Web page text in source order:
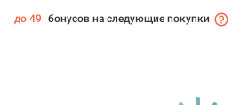
до 49 бонусов на следующие покупки